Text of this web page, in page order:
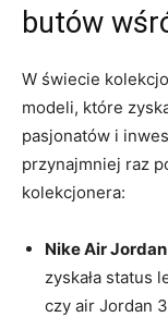
butów
W świecie
modeli, które
pasjonatów i
przynajmniej raz
kolekcjonera:
Nike Air Jordan
zyskała status
czy air Jordan